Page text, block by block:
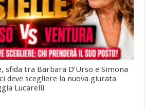
sfida tra Barbara D’Urso e Simona
deve scegliere la nuova giurata
Lucarelli